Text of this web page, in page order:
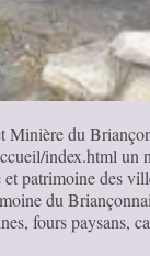
Minière du
index.html un
patrimoine des
du
fours paysans,